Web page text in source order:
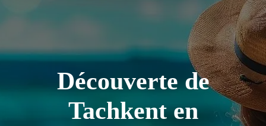
Découverte de
Tachkent en